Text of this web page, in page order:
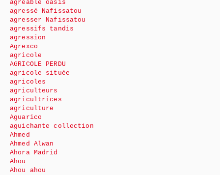
agréable oasis
agressé Nafissatou
agresser Nafissatou
agressifs tandis
agression
Agrexco
agricole
AGRICOLE PERDU
agricole située
agricoles
agriculteurs
agricultrices
agriculture
Aguarico
aguichante collection
Ahmed
Ahmed Alwan
Ahora Madrid
Ahou
Ahou ahou